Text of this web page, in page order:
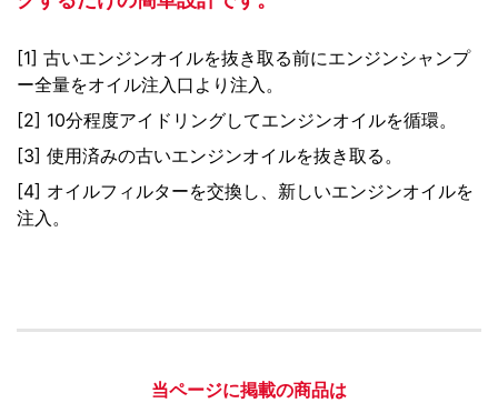
[1] 古いエンジンオイルを抜き取る前にエンジンシャンプ
ー全量をオイル注入口より注入。
[2] 10分程度アイドリングしてエンジンオイルを循環。
[3] 使用済みの古いエンジンオイルを抜き取る。
[4] オイルフィルターを交換し、新しいエンジンオイルを
注入。
当ページに掲載の商品は